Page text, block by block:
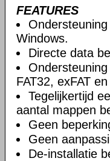
FEATURES
Windows.
Directe data
FAT32, exFAT
Tegelijkertijd
aantal mappen
Geen
Geen
De-installatie